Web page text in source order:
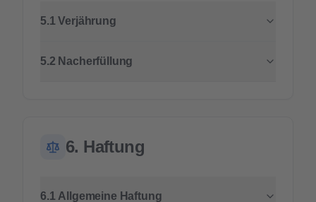
5.1 Verjährung
5.2 Nacherfüllung
6. Haftung
6.1 Allgemeine Haftung